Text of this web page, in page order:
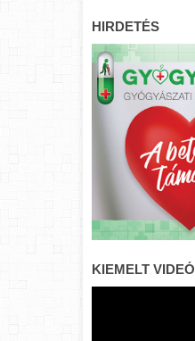
HIRDETÉS
KIEMELT VIDEÓ